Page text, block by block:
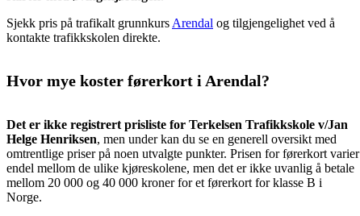
Sjekk pris på trafikalt grunnkurs Arendal og tilgjengelighet ved å
kontakte trafikkskolen direkte.
Hvor mye koster førerkort i Arendal?
Det er ikke registrert prisliste for Terkelsen Trafikkskole v/Jan
Helge Henriksen, men under kan du se en generell oversikt med
omtrentlige priser på noen utvalgte punkter. Prisen for førerkort varier
endel mellom de ulike kjøreskolene, men det er ikke uvanlig å betale
mellom 20 000 og 40 000 kroner for et førerkort for klasse B i
Norge.